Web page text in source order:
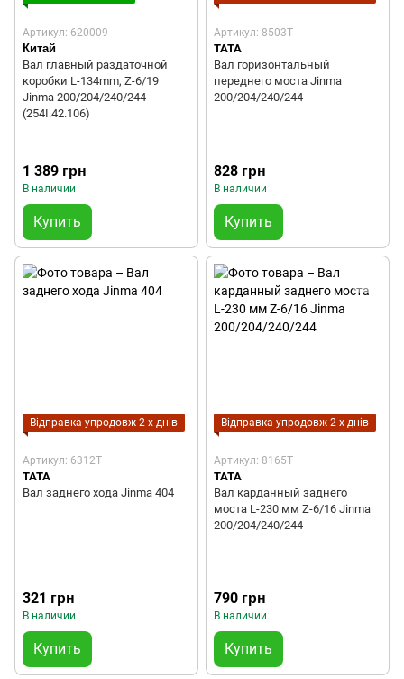
Артикул: 620009
Китай
Вал главный раздаточной
коробки L-134mm, Z-6/19
Jinma 200/204/240/244
(254I.42.106)
1 389 грн
В наличии
Купить
Артикул: 8503T
TATA
Вал горизонтальный
переднего моста Jinma
200/204/240/244
828 грн
В наличии
Купить
Відправка упродовж 2-х днів
Артикул: 6312T
TATA
Вал заднего хода Jinma 404
321 грн
В наличии
Купить
Відправка упродовж 2-х днів
Артикул: 8165T
TATA
Вал карданный заднего
моста L-230 мм Z-6/16 Jinma
200/204/240/244
790 грн
В наличии
Купить